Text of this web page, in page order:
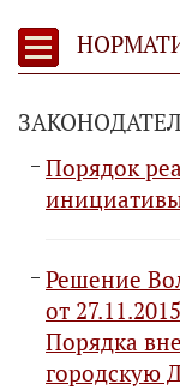
Порядок
Решение
от
Порядка
городскую